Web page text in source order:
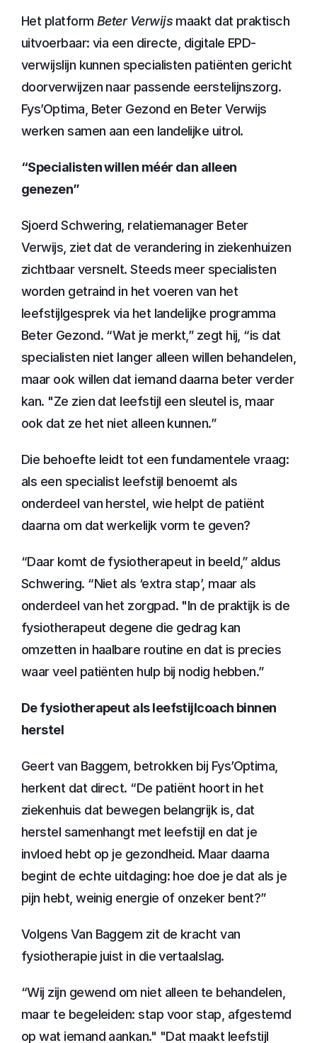
Het platform Beter Verwijs maakt dat praktisch
uitvoerbaar: via een directe, digitale EPD-
verwijslijn kunnen specialisten patiënten gericht
doorverwijzen naar passende eerstelijnszorg.
Fys’Optima, Beter Gezond en Beter Verwijs
werken samen aan een landelijke uitrol.
“Specialisten willen méér dan alleen
genezen”
Sjoerd Schwering, relatiemanager Beter
Verwijs, ziet dat de verandering in ziekenhuizen
zichtbaar versnelt. Steeds meer specialisten
worden getraind in het voeren van het
leefstijlgesprek via het landelijke programma
Beter Gezond. “Wat je merkt,” zegt hij, “is dat
specialisten niet langer alleen willen behandelen,
maar ook willen dat iemand daarna beter verder
kan. "Ze zien dat leefstijl een sleutel is, maar
ook dat ze het niet alleen kunnen.”
Die behoefte leidt tot een fundamentele vraag:
als een specialist leefstijl benoemt als
onderdeel van herstel, wie helpt de patiënt
daarna om dat werkelijk vorm te geven?
“Daar komt de fysiotherapeut in beeld,” aldus
Schwering. “Niet als ‘extra stap’, maar als
onderdeel van het zorgpad. "In de praktijk is de
fysiotherapeut degene die gedrag kan
omzetten in haalbare routine en dat is precies
waar veel patiënten hulp bij nodig hebben.”
De fysiotherapeut als leefstijlcoach binnen
herstel
Geert van Baggem, betrokken bij Fys’Optima,
herkent dat direct. “De patiënt hoort in het
ziekenhuis dat bewegen belangrijk is, dat
herstel samenhangt met leefstijl en dat je
invloed hebt op je gezondheid. Maar daarna
begint de echte uitdaging: hoe doe je dat als je
pijn hebt, weinig energie of onzeker bent?”
Volgens Van Baggem zit de kracht van
fysiotherapie juist in die vertaalslag.
“Wij zijn gewend om niet alleen te behandelen,
maar te begeleiden: stap voor stap, afgestemd
op wat iemand aankan." "Dat maakt leefstijl